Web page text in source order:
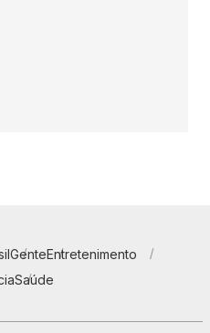
GenteEntretenimento
Saúde